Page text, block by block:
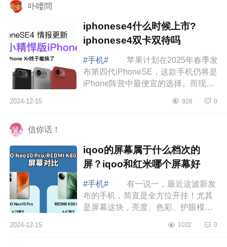
卟喓問
iphonese4什么时候上市?
iphonese4双卡双待吗
#手机#
苹果计划在2025年春季发
布第四代iPhoneSE，这款手机仍将是
iPhone阵营中最便宜的选择。而现
进一步爆料。下面小编为大家介绍下
2024-12-15 926 0
信你话！
iqoo的屏幕属于什么档次的
屏？iqoo和红米哪个屏幕好
#手机#
有一说一，最近这波新发
布的手机，简直是全方位开挂！尤其
是屏幕这块，亮度、色彩、护眼模
编为大家介绍下iqoo的屏幕属于什么
2024-12-15 1022 0